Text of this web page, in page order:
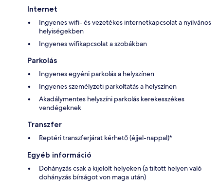
Internet
Ingyenes wifi- és vezetékes internetkapcsolat a nyilvános
helyiségekben
Ingyenes wifikapcsolat a szobákban
Parkolás
Ingyenes egyéni parkolás a helyszínen
Ingyenes személyzeti parkoltatás a helyszínen
Akadálymentes helyszíni parkolás kerekesszékes
vendégeknek
Transzfer
Reptéri transzferjárat kérhető (éjjel-nappal)*
Egyéb információ
Dohányzás csak a kijelölt helyeken (a tiltott helyen való
dohányzás bírságot von maga után)